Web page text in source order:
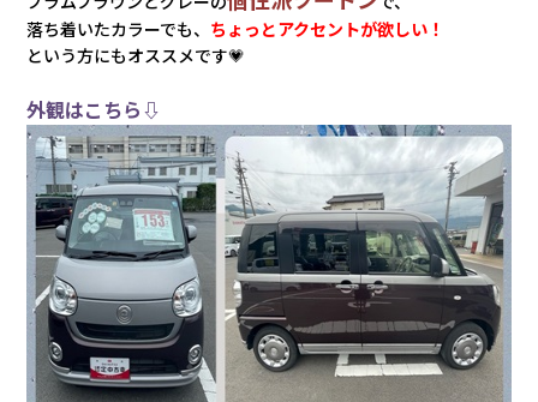
落ち着いたカラーでも、 ちょっとアクセントが欲しい！
という方にもオススメです💗
外観はこちら⇩